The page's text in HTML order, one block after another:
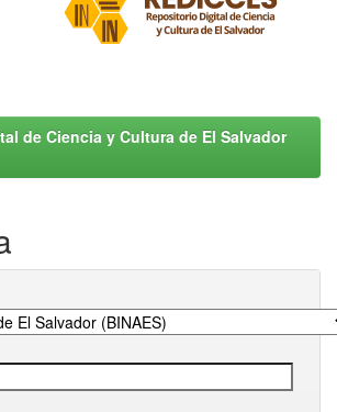
de Ciencia y Cultura de El Salvador